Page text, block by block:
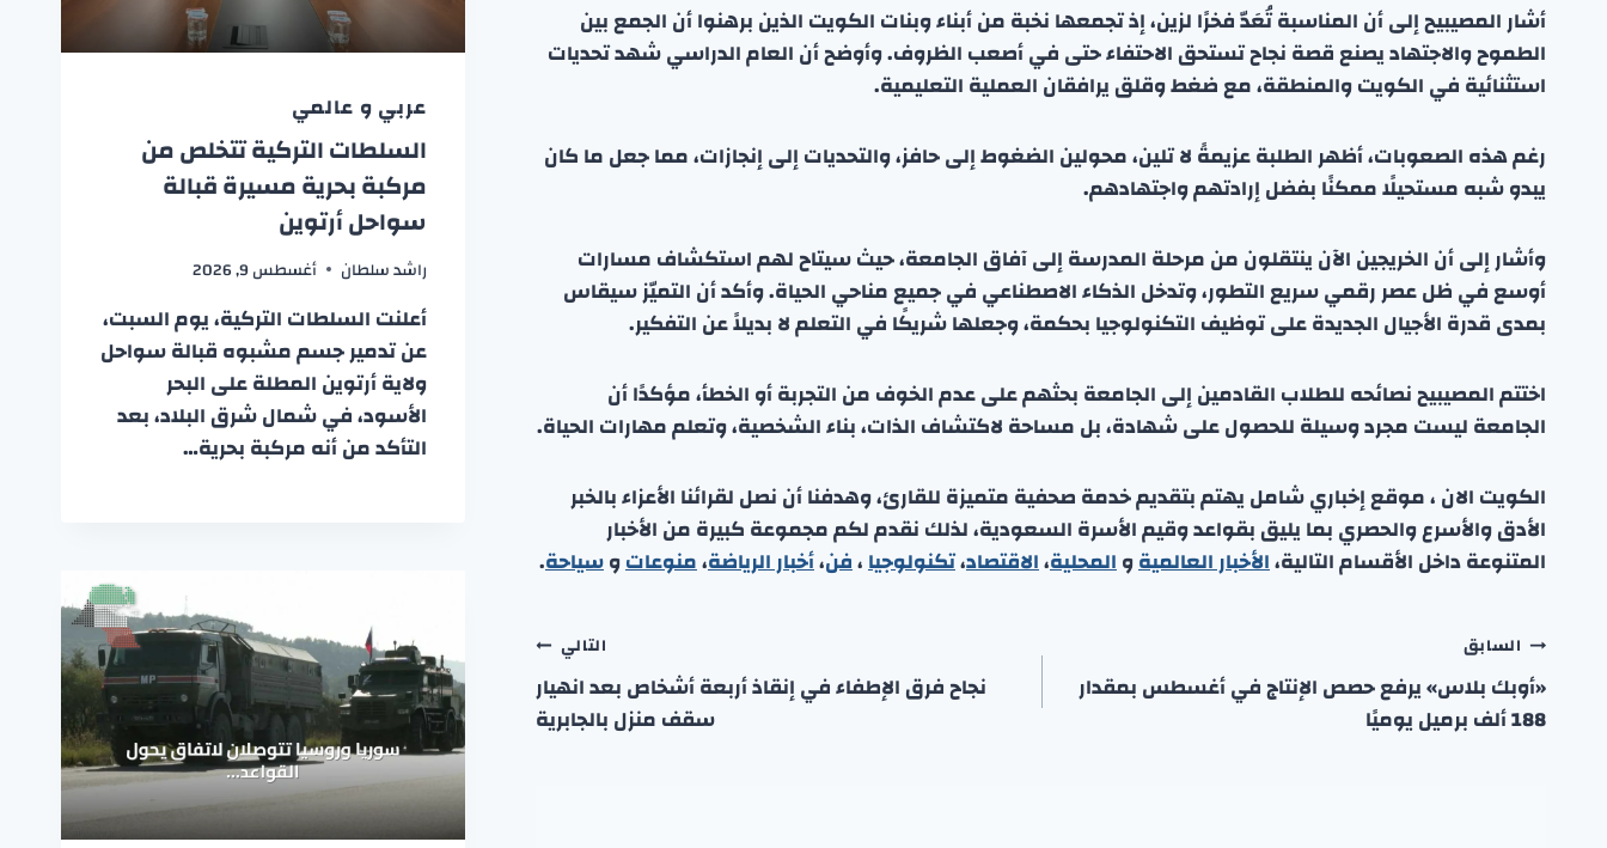
أشار المصيبيح إلى أن المناسبة تُعَدّ فخرًا لزين، إذ تجمعها نخبة من أبناء وبنات الكويت الذين برهنوا أن الجمع بين
الطموح والاجتهاد يصنع قصة نجاح تستحق الاحتفاء حتى في أصعب الظروف. وأوضح أن العام الدراسي شهد تحديات
استثنائية في الكويت والمنطقة، مع ضغط وقلق يرافقان العملية التعليمية.
رغم هذه الصعوبات، أظهر الطلبة عزيمةً لا تلين، محولين الضغوط إلى حافز، والتحديات إلى إنجازات، مما جعل ما كان
يبدو شبه مستحيلًا ممكنًا بفضل إرادتهم واجتهادهم.
وأشار إلى أن الخريجين الآن ينتقلون من مرحلة المدرسة إلى آفاق الجامعة، حيث سيتاح لهم استكشاف مسارات
أوسع في ظل عصر رقمي سريع التطور، وتدخل الذكاء الاصطناعي في جميع مناحي الحياة. وأكد أن التميّز سيقاس
بمدى قدرة الأجيال الجديدة على توظيف التكنولوجيا بحكمة، وجعلها شريكًا في التعلم لا بديلاً عن التفكير.
اختتم المصيبيح نصائحه للطلاب القادمين إلى الجامعة بحثهم على عدم الخوف من التجربة أو الخطأ، مؤكدًا أن
الجامعة ليست مجرد وسيلة للحصول على شهادة، بل مساحة لاكتشاف الذات، بناء الشخصية، وتعلم مهارات الحياة.
الكويت الان ، موقع إخباري شامل يهتم بتقديم خدمة صحفية متميزة للقارئ، وهدفنا أن نصل لقرائنا الأعزاء بالخبر
الأدق والأسرع والحصري بما يليق بقواعد وقيم الأسرة السعودية، لذلك نقدم لكم مجموعة كبيرة من الأخبار
المتنوعة داخل الأقسام التالية،الأخبار العالميةوالمحلية،الاقتصاد،تكنولوجيا،فن،أخبار الرياضة،منوعاتوسياحة.
تصفّح
المقالات
السابق
«أوبك بلاس» يرفع حصص الإنتاج في أغسطس بمقدار
188 ألف برميل يوميًا
التالي
نجاح فرق الإطفاء في إنقاذ أربعة أشخاص بعد انهيار
سقف منزل بالجابرية
عربي و عالمي
السلطات التركية تتخلص من
مركبة بحرية مسيرة قبالة
سواحل أرتوين
راشد سلطان أغسطس 9, 2026
أعلنت السلطات التركية، يوم السبت،
عن تدمير جسم مشبوه قبالة سواحل
ولاية أرتوين المطلة على البحر
الأسود، في شمال شرق البلاد، بعد
التأكد من أنه مركبة بحرية…